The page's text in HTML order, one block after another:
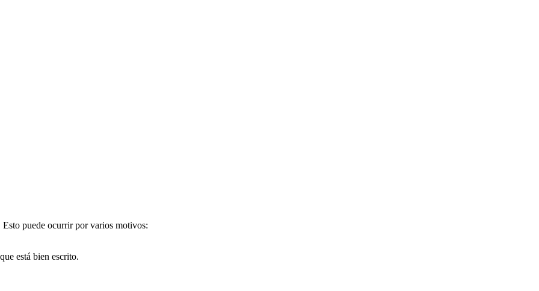
puede ocurrir por varios motivos:
está bien escrito.